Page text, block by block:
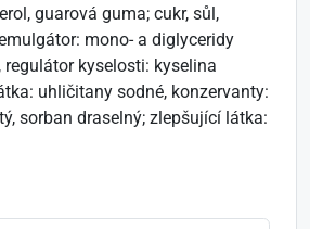
guarová guma; cukr, sůl,
mono- a diglyceridy
kyselosti: kyselina
uhličitany sodné, konzervanty:
sorban draselný; zlepšující látka: